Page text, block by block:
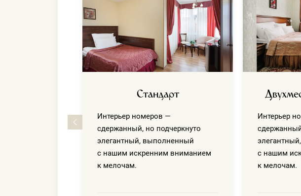
Стандарт
Интерьер номеров —
сдержанный, но подчеркнуто
элегантный, выполненный
с нашим искренним вниманием
к мелочам.
Интерьер
с нашим
к мелочам.